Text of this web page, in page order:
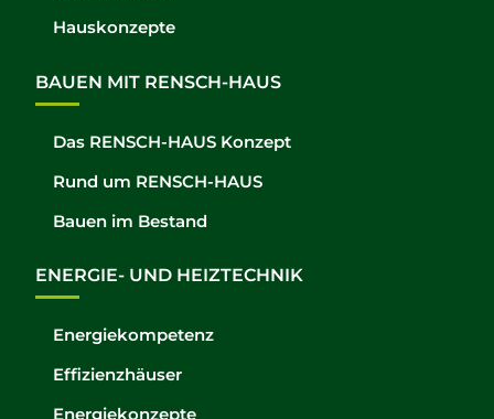
Hauskonzepte
BAUEN MIT RENSCH-HAUS
Das RENSCH-HAUS Konzept
Rund um RENSCH-HAUS
Bauen im Bestand
ENERGIE- UND HEIZTECHNIK
Energiekompetenz
Effizienzhäuser
Energiekonzepte